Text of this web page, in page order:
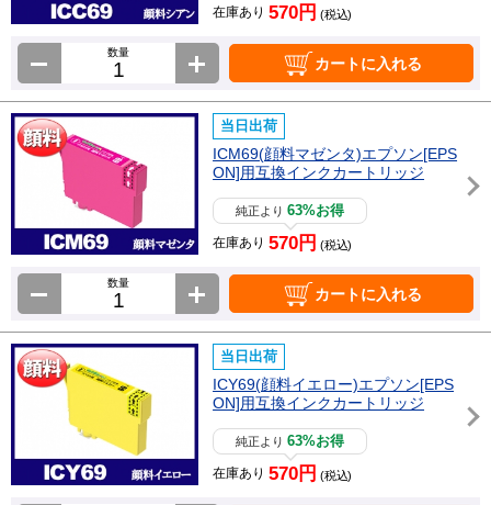
在庫あり 570円 (税込)
数量
カートに入れる
当日出荷
ICM69(顔料マゼンタ)エプソン[EPS
ON]用互換インクカートリッジ
純正より63%お得
在庫あり 570円 (税込)
数量
カートに入れる
当日出荷
ICY69(顔料イエロー)エプソン[EPS
ON]用互換インクカートリッジ
純正より63%お得
在庫あり 570円 (税込)